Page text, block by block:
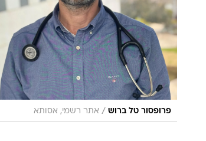
פרופסור טל ברוש / אתר רשמי, אסותא